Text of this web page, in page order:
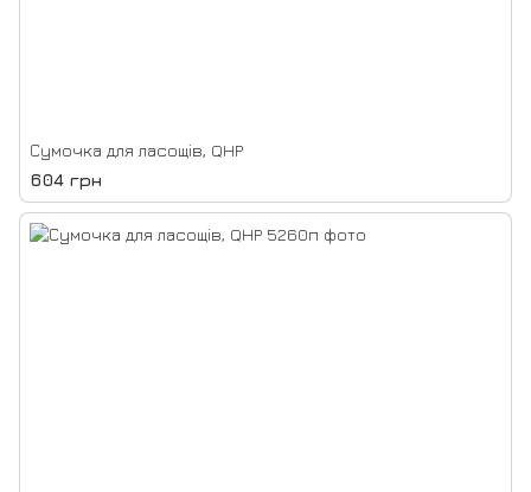
Сумочка для ласощів, QHP
604 грн